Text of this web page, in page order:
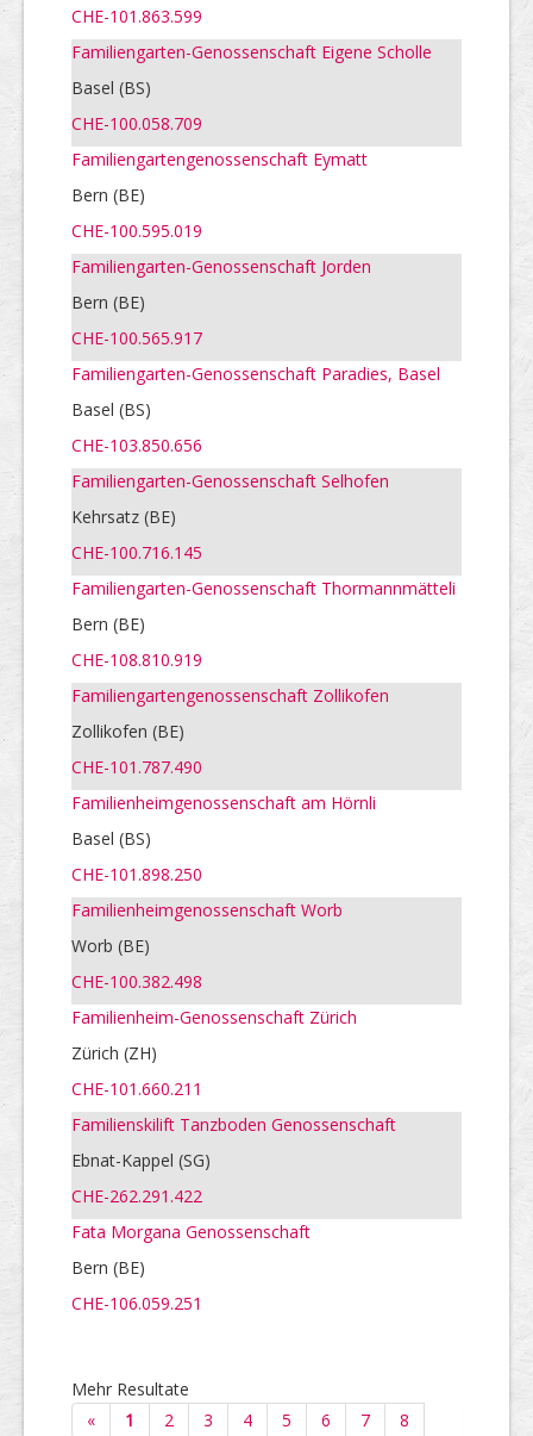
CHE-101.863.599
Familiengarten-Genossenschaft Eigene Scholle
Basel (BS)
CHE-100.058.709
Familiengartengenossenschaft Eymatt
Bern (BE)
CHE-100.595.019
Familiengarten-Genossenschaft Jorden
Bern (BE)
CHE-100.565.917
Familiengarten-Genossenschaft Paradies, Basel
Basel (BS)
CHE-103.850.656
Familiengarten-Genossenschaft Selhofen
Kehrsatz (BE)
CHE-100.716.145
Familiengarten-Genossenschaft Thormannmätteli
Bern (BE)
CHE-108.810.919
Familiengartengenossenschaft Zollikofen
Zollikofen (BE)
CHE-101.787.490
Familienheimgenossenschaft am Hörnli
Basel (BS)
CHE-101.898.250
Familienheimgenossenschaft Worb
Worb (BE)
CHE-100.382.498
Familienheim-Genossenschaft Zürich
Zürich (ZH)
CHE-101.660.211
Familienskilift Tanzboden Genossenschaft
Ebnat-Kappel (SG)
CHE-262.291.422
Fata Morgana Genossenschaft
Bern (BE)
CHE-106.059.251
Mehr Resultate
«
1 2 3 4 5 6 7
8